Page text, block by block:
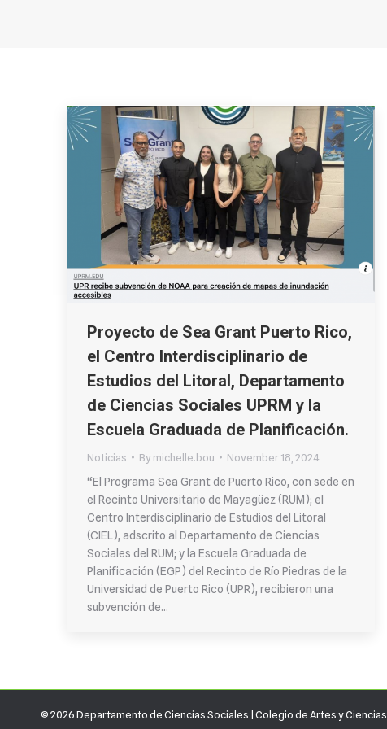
Proyecto de Sea Grant Puerto Rico,
el Centro Interdisciplinario de
Estudios del Litoral, Departamento
de Ciencias Sociales UPRM y la
Escuela Graduada de Planificación.
Noticias Bymichelle.bou
November 18, 2024
“El Programa Sea Grant de Puerto Rico, con sede en
el Recinto Universitario de Mayagüez (RUM); el
Centro Interdisciplinario de Estudios del Litoral
(CIEL), adscrito al Departamento de Ciencias
Sociales del RUM; y la Escuela Graduada de
Planificación (EGP) del Recinto de Río Piedras de la
Universidad de Puerto Rico (UPR), recibieron una
subvención de…
© 2026 Departamento de Ciencias Sociales |Colegio de Artes y Ciencias